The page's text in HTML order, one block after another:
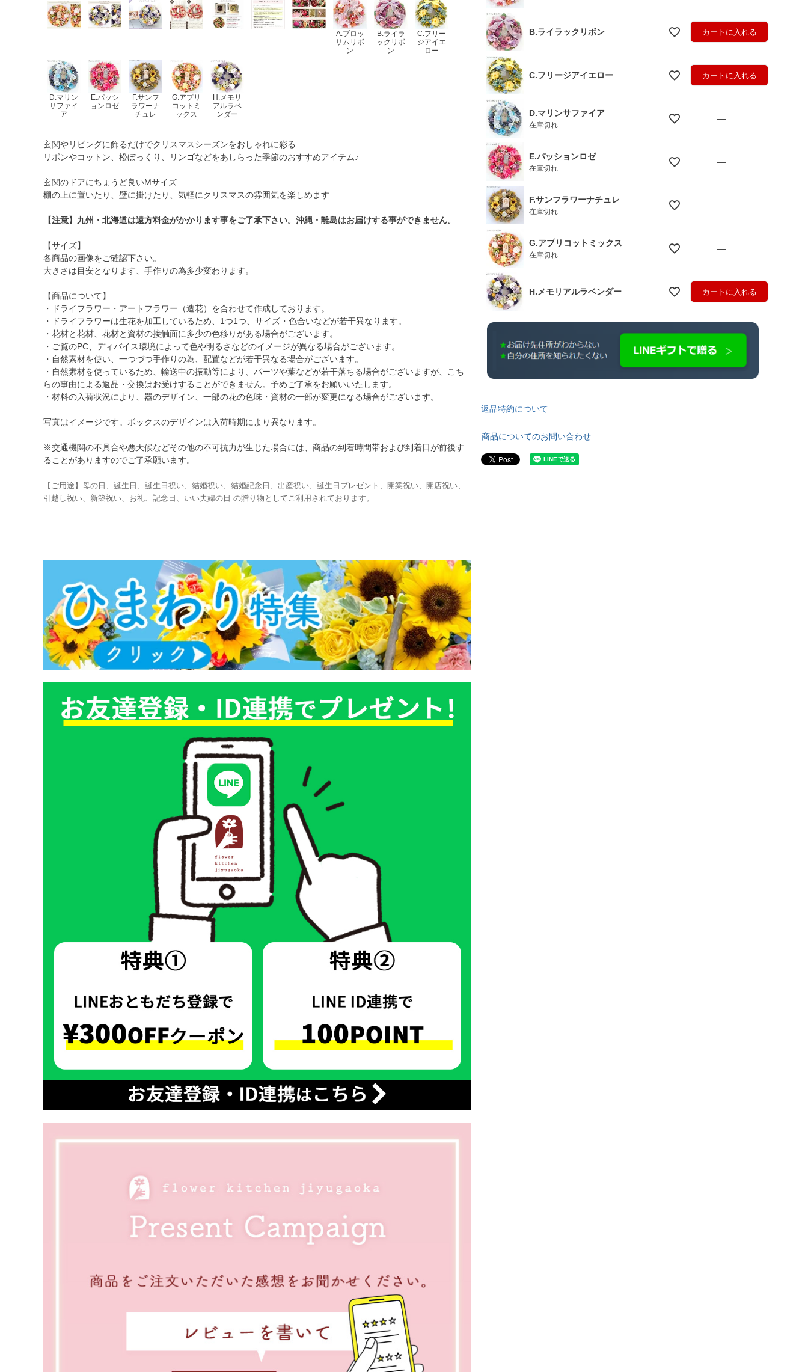
A.ブロッ
サムリボ
ン
B.ライラ
ックリボ
ン
C.フリー
ジアイエ
ロー
D.マリン
サファイ
ア
E.パッシ
ョンロゼ
F.サンフ
ラワーナ
チュレ
G.アプリ
コットミ
ックス
H.メモリ
アルラベ
ンダー
玄関やリビングに飾るだけでクリスマスシーズンをおしゃれに彩る
リボンやコットン、松ぼっくり、リンゴなどをあしらった季節のおすすめアイテム♪
玄関のドアにちょうど良いMサイズ
棚の上に置いたり、壁に掛けたり、気軽にクリスマスの雰囲気を楽しめます
【注意】九州・北海道は遠方料金がかかります事をご了承下さい。沖縄・離島はお届けする事ができません。
【サイズ】
各商品の画像をご確認下さい。
大きさは目安となります、手作りの為多少変わります。
【商品について】
・ドライフラワー・アートフラワー（造花）を合わせて作成しております。
・ドライフラワーは生花を加工しているため、1つ1つ、サイズ・色合いなどが若干異なります。
・花材と花材、花材と資材の接触面に多少の色移りがある場合がございます。
・ご覧のPC、ディバイス環境によって色や明るさなどのイメージが異なる場合がございます。
・自然素材を使い、一つづつ手作りの為、配置などが若干異なる場合がございます。
・自然素材を使っているため、輸送中の振動等により、パーツや葉などが若干落ちる場合がございますが、こち
らの事由による返品・交換はお受けすることができません。予めご了承をお願いいたします。
・材料の入荷状況により、器のデザイン、一部の花の色味・資材の一部が変更になる場合がございます。
写真はイメージです。ボックスのデザインは入荷時期により異なります。
※交通機関の不具合や悪天候などその他の不可抗力が生じた場合には、商品の到着時間帯および到着日が前後す
ることがありますのでご了承願います。
【ご用途】母の日、誕生日、誕生日祝い、結婚祝い、結婚記念日、出産祝い、誕生日プレゼント、開業祝い、開店祝い、
引越し祝い、新築祝い、お礼、記念日、いい夫婦の日 の贈り物としてご利用されております。
B.ライラックリボン カートに入れる
C.フリージアイエロー カートに入れる
D.マリンサファイア
在庫切れ
—
E.パッションロゼ
在庫切れ
—
F.サンフラワーナチュレ
在庫切れ
—
G.アプリコットミックス
在庫切れ
—
H.メモリアルラベンダー カートに入れる
返品特約について
商品についてのお問い合わせ